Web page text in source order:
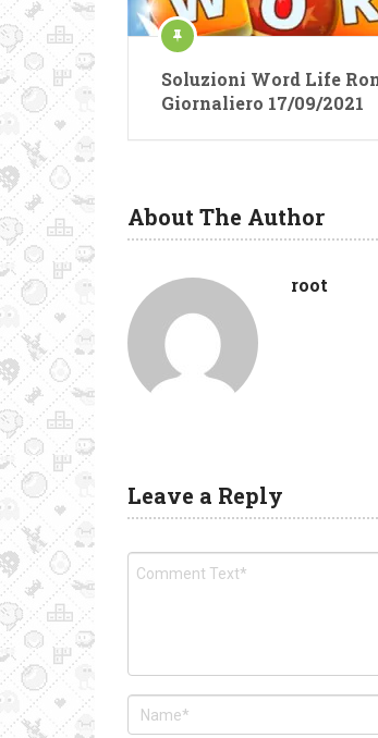
Soluzioni Word Life
Giornaliero 17/09/2021
About The Author
root
Leave a Reply